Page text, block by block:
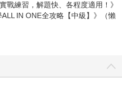
戰練習，解題快、各程度適用！》
ALL IN ONE全攻略【中級】》（懶